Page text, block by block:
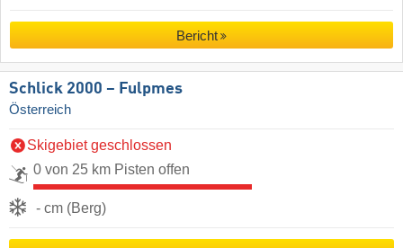
Bericht
Schlick 2000 – Fulpmes
Österreich
Skigebiet geschlossen
0 von 25 km Pisten offen
- cm (Berg)